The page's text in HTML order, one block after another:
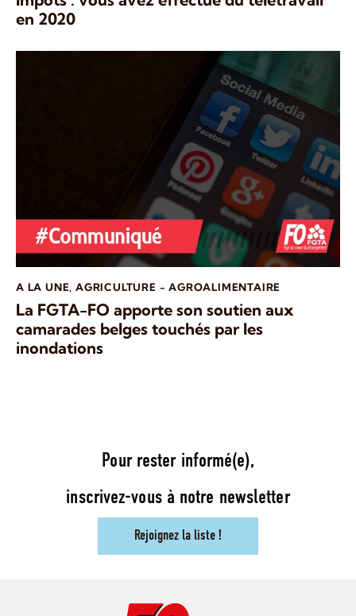
en 2020
A LA UNE,AGRICULTURE - AGROALIMENTAIRE
La FGTA-FO apporte son soutien aux
camarades belges touchés par les
inondations
Pour rester informé(e),
inscrivez-vous à notre newsletter
Rejoignez la liste !